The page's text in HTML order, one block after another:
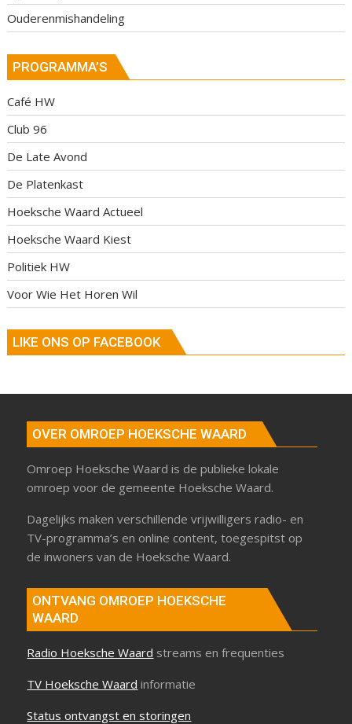
Ouderenmishandeling
PROGRAMMA’S
Café HW
Club 96
De Late Avond
De Platenkast
Hoeksche Waard Actueel
Hoeksche Waard Kiest
Politiek HW
Voor Wie Het Horen Wil
LIKE ONS OP FACEBOOK
OVER OMROEP HOEKSCHE WAARD
Omroep Hoeksche Waard is de publieke lokale
omroep voor de gemeente Hoeksche Waard.
Dagelijks maken verschillende vrijwilligers radio- en
TV-programma’s en online content, toegespitst op
de inwoners van de Hoeksche Waard.
ONTVANG OMROEP HOEKSCHE
WAARD
Radio Hoeksche Waard streams en frequenties
TV Hoeksche Waard informatie
Status ontvangst en storingen